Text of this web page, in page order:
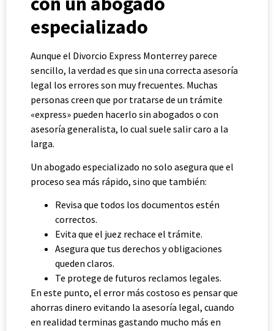
especializado
Aunque el Divorcio Express Monterrey parece
sencillo, la verdad es que sin una correcta asesoría
legal los errores son muy frecuentes. Muchas
personas creen que por tratarse de un trámite
«express» pueden hacerlo sin abogados o con
asesoría generalista, lo cual suele salir caro a la
larga.
Un abogado especializado no solo asegura que el
proceso sea más rápido, sino que también:
Revisa que todos los documentos estén
correctos.
Evita que el juez rechace el trámite.
Asegura que tus derechos y obligaciones
queden claros.
Te protege de futuros reclamos legales.
En este punto, el error más costoso es pensar que
ahorras dinero evitando la asesoría legal, cuando
en realidad terminas gastando mucho más en